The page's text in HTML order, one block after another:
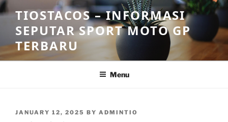
Skip
to
content
TIOSTACOS – INFORMASI
SEPUTAR SPORT MOTO GP
TERBARU
Menu
POSTED
JANUARY 12, 2025 BY ADMINTIO